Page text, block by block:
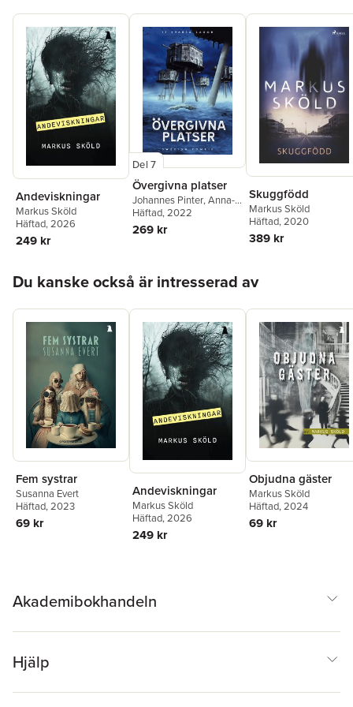
Andeviskningar
Markus Sköld
Häftad, 2026
249 kr
Del 7
Övergivna platser
Johannes Pinter,Anna-
Karin Tellgren
Sköld ,Marie Metso
Mårten Dahlrot
Jonatan Olofsgård
Tomas Persson,Eira A
Häftad, 2022
269 kr
Skuggfödd
Markus Sköld
Häftad, 2020
389 kr
Du kanske också är intresserad av
Fem systrar
Susanna Evert
Häftad, 2023
69 kr
Andeviskningar
Markus Sköld
Häftad, 2026
249 kr
Objudna gäster
Markus Sköld
Häftad, 2024
69 kr
Akademibokhandeln
Hjälp